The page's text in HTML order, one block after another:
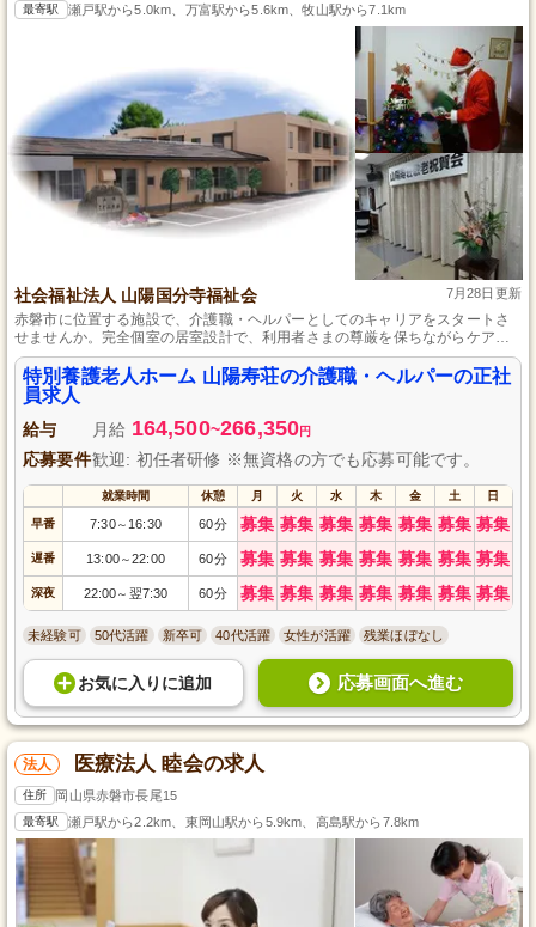
最寄駅 瀬戸駅から5.0km、万富駅から5.6km、牧山駅から7.1km
社会福祉法人 山陽国分寺福祉会 7月28日更新
赤磐市に位置する施設で、介護職・ヘルパーとしてのキャリアをスタートさ
せませんか。完全個室の居室設計で、利用者さまの尊厳を保ちながらケアが
でき、未経験者でも安心して始められる充実の指導体制が整っています。社
会保険や退職金制度など、安定した働きやすい環境も魅力です。
特別養護老人ホーム 山陽寿荘の介護職・ヘルパーの正社
員求人
給与 月給 164,500~266,350円
応募要件歓迎: 初任者研修 ※無資格の方でも応募可能です。
就業時間 休憩 月 火 水 木 金 土 日
早番 7:30～ 16:30 60分 募集 募集 募集 募集 募集 募集 募集
遅番 13:00～22:00 60分 募集 募集 募集 募集 募集 募集 募集
深夜 22:00～ 翌7:30 60分 募集 募集 募集 募集 募集 募集 募集
未経験可 50代活躍 新卒可 40代活躍 女性が活躍 残業ほぼなし
お気に入り に追加 応募画面へ進む
法人 医療法人 睦会の求人
住所 岡山県赤磐市長尾15
最寄駅 瀬戸駅から2.2km、東岡山駅から5.9km、高島駅から7.8km